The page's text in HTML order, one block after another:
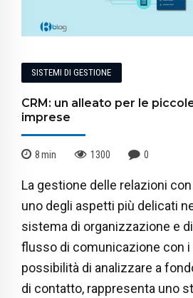
SISTEMI DI GESTIONE
CRM: un alleato per le
imprese
8min 1300 0
La gestione delle relazioni
uno degli aspetti più delicati
sistema di organizzazione e
flusso di comunicazione con i
possibilità di analizzare a
di contatto, rappresenta uno